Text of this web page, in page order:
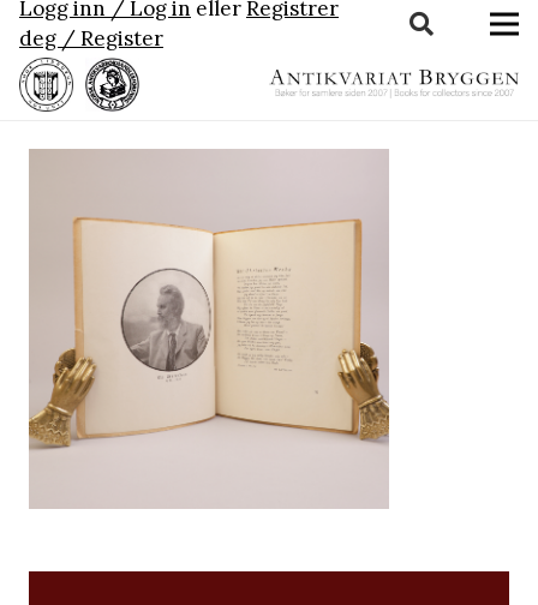
Logg inn / Log in ellerRegistrer
deg / Register